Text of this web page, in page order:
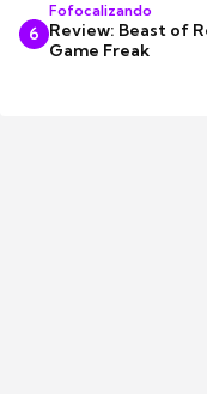
6
Fofocalizando
Review: Beast of
Game Freak